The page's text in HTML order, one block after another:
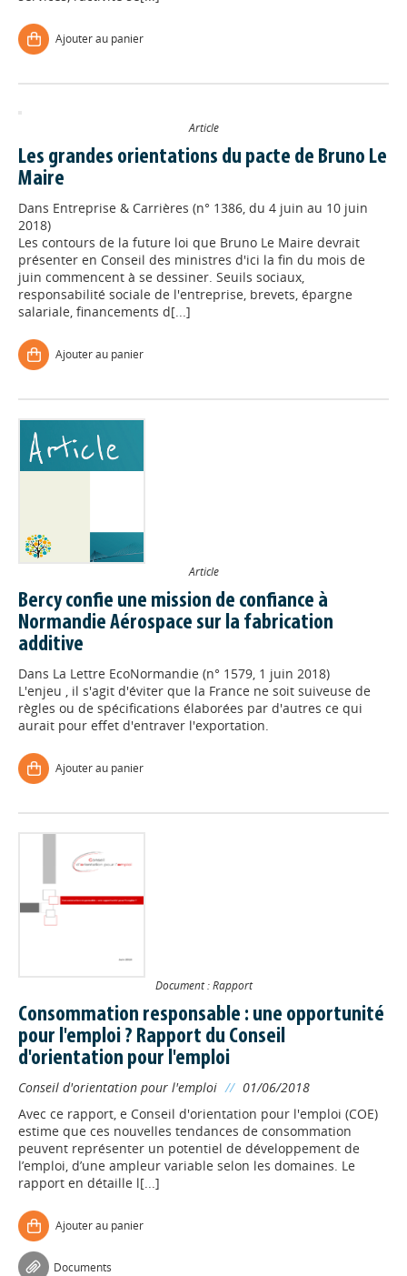
Ajouter au panier
Article
Les grandes orientations du pacte de Bruno Le
Maire
Dans Entreprise & Carrières (n° 1386, du 4 juin au 10 juin
2018)
Les contours de la future loi que Bruno Le Maire devrait
présenter en Conseil des ministres d'ici la fin du mois de
juin commencent à se dessiner. Seuils sociaux,
responsabilité sociale de l'entreprise, brevets, épargne
salariale, financements d[...]
Ajouter au panier
Article
Bercy confie une mission de confiance à
Normandie Aérospace sur la fabrication
additive
Dans La Lettre EcoNormandie (n° 1579, 1 juin 2018)
L'enjeu , il s'agit d'éviter que la France ne soit suiveuse de
règles ou de spécifications élaborées par d'autres ce qui
aurait pour effet d'entraver l'exportation.
Ajouter au panier
Document : Rapport
Consommation responsable : une opportunité
pour l'emploi ? Rapport du Conseil
d'orientation pour l'emploi
Conseil d'orientation pour l'emploi // 01/06/2018
Avec ce rapport, e Conseil d'orientation pour l'emploi (COE)
estime que ces nouvelles tendances de consommation
peuvent représenter un potentiel de développement de
l’emploi, d’une ampleur variable selon les domaines. Le
rapport en détaille l[...]
Ajouter au panier
Documents